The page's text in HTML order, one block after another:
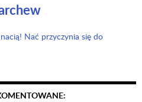
Nać przyczynia się do